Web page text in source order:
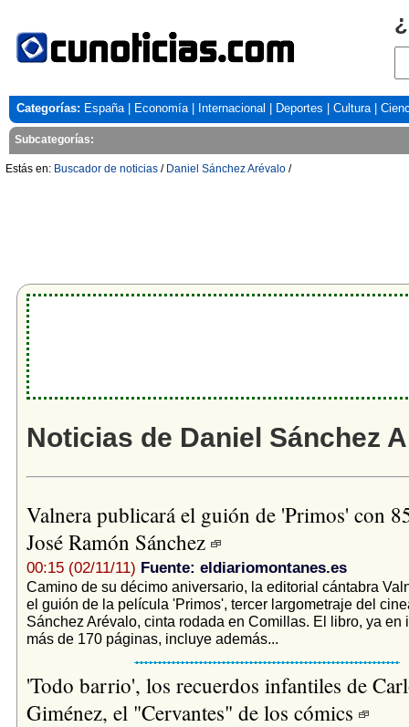
Categorías: España| Economía| Internacional Deportes Cultura|
Subcategorías:
Estás en: Buscador de noticias / Daniel Sánchez Arévalo /
Noticias de Daniel Sánchez
Valnera publicará el guión de 'Primos' con
José Ramón Sánchez
00:15 (02/11/11) Fuente: eldiariomontanes.es
Camino de su décimo aniversario, la editorial cántabra
el guión de la película 'Primos', tercer largometraje del
Sánchez Arévalo, cinta rodada en Comillas. El libro, ya en
más de 170 páginas, incluye además...
'Todo barrio', los recuerdos infantiles de
Giménez, el "Cervantes" de los cómics